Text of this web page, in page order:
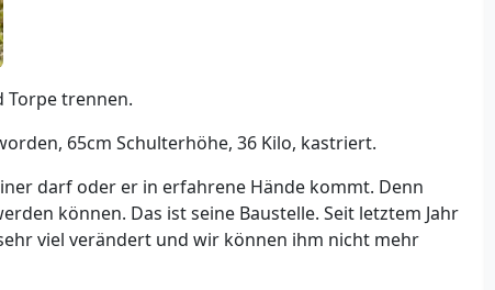
Torpe trennen.
65cm Schulterhöhe, 36 Kilo, kastriert.
darf oder er in erfahrene Hände kommt. Denn
können. Das ist seine Baustelle. Seit letztem Jahr
viel verändert und wir können ihm nicht mehr